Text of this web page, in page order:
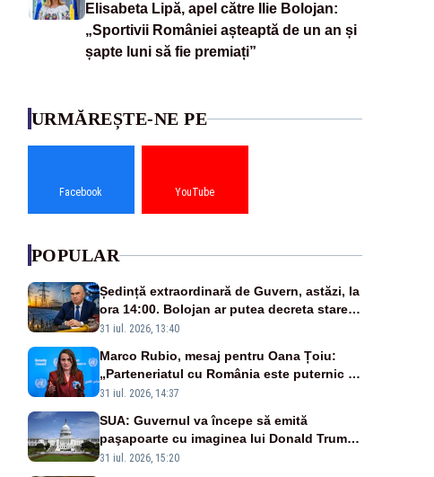
Elisabeta Lipă, apel către Ilie Bolojan:
„Sportivii României așteaptă de un an și
șapte luni să fie premiați”
URMĂREȘTE-NE PE
Facebook YouTube
POPULAR
Ședință extraordinară de Guvern, astăzi, la
ora 14:00. Bolojan ar putea decreta stare
de urgență energetică
31 iul. 2026, 13:40
Marco Rubio, mesaj pentru Oana Țoiu:
„Parteneriatul cu România este puternic și
prețuit”
31 iul. 2026, 14:37
SUA: Guvernul va începe să emită
paşapoarte cu imaginea lui Donald Trump
începând cu 8 august
31 iul. 2026, 15:20